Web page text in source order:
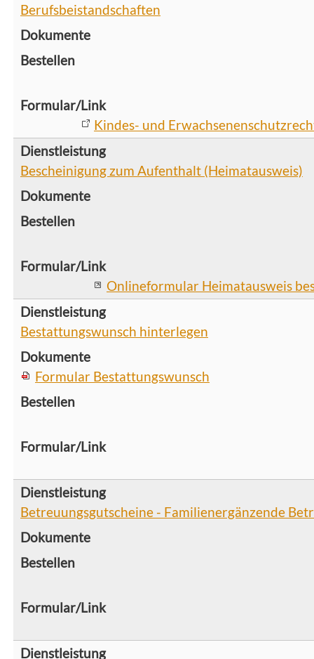
Berufsbeistandschaften
Kindes- und
Bescheinigung zum Aufenthalt (Heimatausweis)
Onlineformular Heimatausweis
Bestattungswunsch hinterlegen
Formular Bestattungswunsch
Betreuungsgutscheine - Familienergänzende